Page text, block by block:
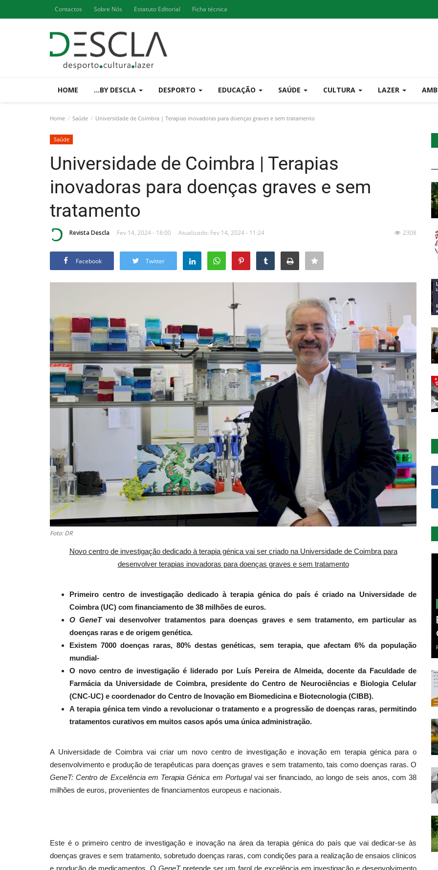
Contactos Sobre Nós Estatuto Editorial Ficha técnica
HOME ...BY DESCLA DESPORTO EDUCAÇÃO SAÚDE CULTURA LAZER
Home Saúde Universidade de Coimbra | Terapias inovadoras para doenças graves e sem tratamento
Saúde
Universidade de Coimbra | Terapias
inovadoras para doenças graves e sem
tratamento
Revista Descla Fev 14, 2024 - 18:00 Atualizado: Fev 14, 2024 - 11:24 2308
Facebook Twitter
Foto: DR
Novo centro de investigação dedicado à terapia génica vai ser criado na Universidade de Coimbra para
desenvolver terapias inovadoras para doenças graves e sem tratamento
Primeiro centro de investigação dedicado à terapia génica do país é criado na Universidade de
Coimbra (UC) com financiamento de 38 milhões de euros.
O GeneTvai desenvolver tratamentos para doenças graves e sem tratamento, em particular as
doenças raras e de origem genética.
Existem 7000 doenças raras, 80% destas genéticas, sem terapia, que afectam 6% da população
mundial-
O novo centro de investigação é liderado por Luís Pereira de Almeida, docente da Faculdade de
Farmácia da Universidade de Coimbra, presidente do Centro de Neurociências e Biologia Celular
(CNC-UC) e coordenador do Centro de Inovação em Biomedicina e Biotecnologia (CIBB).
A terapia génica tem vindo a revolucionar o tratamento e a progressão de doenças raras, permitindo
tratamentos curativos em muitos casos após uma única administração.
A Universidade de Coimbra vai criar um novo centro de investigação e inovação em terapia génica para o
desenvolvimento e produção de terapêuticas para doenças graves e sem tratamento, tais como doenças raras. O
GeneT: Centro de Excelência em Terapia Génica em Portugal vai ser financiado, ao longo de seis anos, com 38
milhões de euros, provenientes de financiamentos europeus e nacionais.
Este é o primeiro centro de investigação e inovação na área da terapia génica do país que vai dedicar-se às
doenças graves e sem tratamento, sobretudo doenças raras, com condições para a realização de ensaios clínicos
e produção de medicamentos. O GeneTpretende ser um farol de excelência em investigação e desenvolvimento